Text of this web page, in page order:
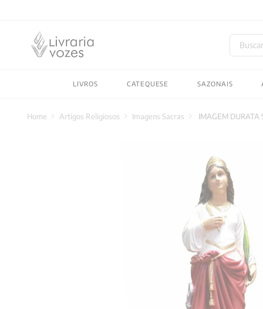
Buscar
LIVROS CATEQUESE SAZONAIS
Artigos Religiosos Imagens Sacras IMAGEM DURATA
2027
pré venda
byung chul han
biblia
º verena kast
santo agostinho
anselm grun